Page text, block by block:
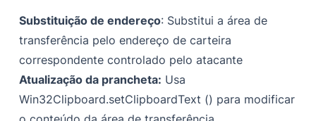
Substituição de endereço: Substitui a área de
transferência pelo endereço de carteira
correspondente controlado pelo atacante
Atualização da prancheta: Usa
Win32Clipboard.setClipboardText () para modificar